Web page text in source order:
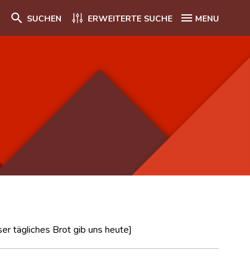
SUCHEN ERWEITERTE SUCHE MENU
tägliches Brot gib uns heute]